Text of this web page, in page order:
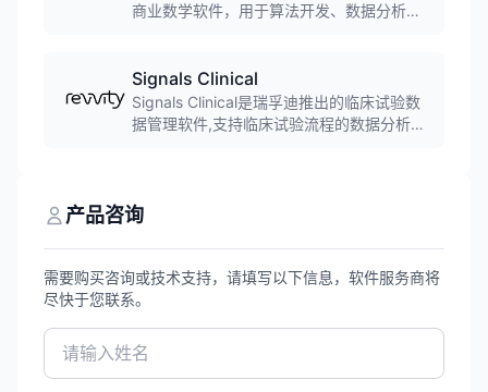
商业数学软件，用于算法开发、数据分析、
等领域，是工程师和科学家的核心计算工
具。
Signals Clinical
Signals Clinical是瑞孚迪推出的临床试验数
据管理软件,支持临床试验流程的数据分析和
产品咨询
需要购买咨询或技术支持，请填写以下信息，软件服务商将
尽快于您联系。